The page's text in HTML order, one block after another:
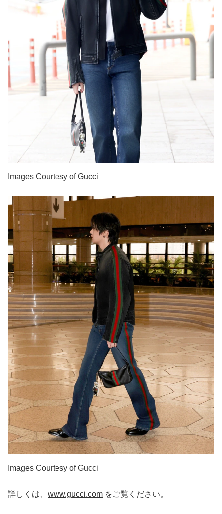
Images Courtesy of Gucci
Images Courtesy of Gucci
詳しくは、 www.gucci.com をご覧ください。